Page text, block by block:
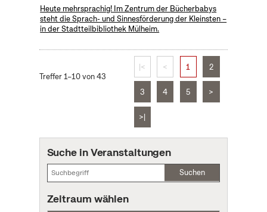
Heute mehrsprachig! Im Zentrum der Bücherbabys
steht die Sprach- und Sinnesförderung der Kleinsten –
in der Stadtteilbibliothek Mülheim.
Treffer 1–10 von 43
|< < 1 2
3 4 5 >
>|
Suche in Veranstaltungen
Suchen
Zeitraum wählen